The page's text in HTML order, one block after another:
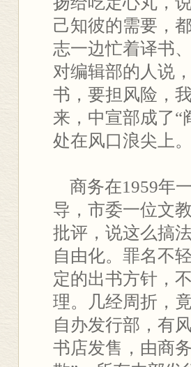
己知彼的需要，
志一边忙着译书
对编辑部的人说
书，要担风险，
来，中宣部成了“
处在风口浪尖上。
商务在1959年
导，市委一位文
批评，说这么搞
自由化。罪名不
定的出书方针，
理。几经周折，
自办发行部，有
书店发售，由商